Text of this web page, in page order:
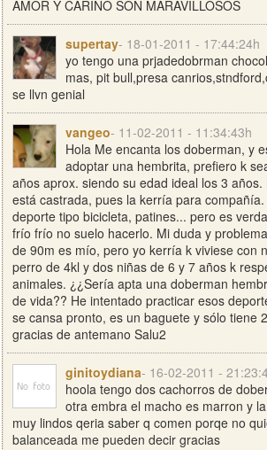
AMOR Y CARIÑO SON MARAVILLOSOS
supertay- 18-01-2011 - 17:44:24h
yo tengo una prjadedobrman
mas, pit bull,presa
se llvn genial
vangeo- 11-02-2011 - 11:34:43h
Hola Me encanta los doberman, y
adoptar una hembrita, prefiero k
años aprox. siendo su edad ideal los 3
está castrada, pues la kerría para
deporte tipo bicicleta, patines... pero es
frío frío no suelo hacerlo. Mi duda y
de 90m es mío, pero yo kerría k viviese con
perro de 4kl y dos niñas de 6 y 7 años k
animales. ¿¿Sería apta una doberman
de vida?? He intentado practicar esos
se cansa pronto, es un baguete y sólo tiene
gracias de antemano Salu2
ginitoydiana- 16-02-2011 -
hoola tengo dos cachorros de
otra embra el macho es marron y
muy lindos qeria saber q comen porqe no
balanceada me pueden decir gracias